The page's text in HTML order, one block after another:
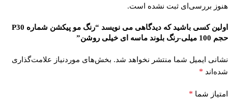
هنوز بررسی‌ای ثبت نشده است.
اولین کسی باشید که دیدگاهی می نویسد “رنگ مو پیکشن شماره P30
حجم 100 میلی-رنگ بلوند ماسه ای خیلی روشن”
نشانی ایمیل شما منتشر نخواهد شد. بخش‌های موردنیاز علامت‌گذاری
شده‌اند *
امتیاز شما *